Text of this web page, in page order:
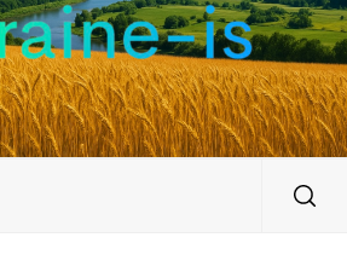
IS